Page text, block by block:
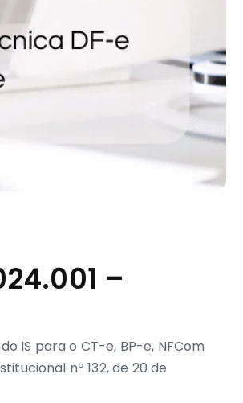
–
IS para o CT-e, BP-e, NFCom
nº 132, de 20 de
o